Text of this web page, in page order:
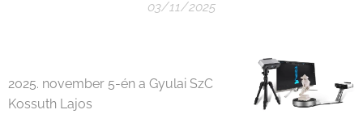
03/11/2025
2025. november 5-én a Gyulai SzC
Kossuth Lajos